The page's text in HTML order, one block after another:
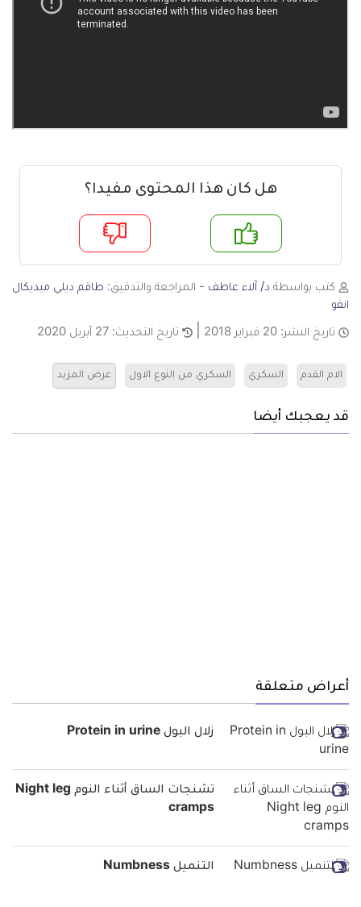
هل كان هذا المحتوى مفيدا؟
لا
كتب بواسطة د/ آلاء عاطف - المراجعة والتدقيق: طاقم ديلي ميديكال
انفو
تاريخ النشر: 20 فبراير 2018 تاريخ التحديث: 27 أبريل 2020
الام القدم السكري السكري من النوع الاول عرض المزيد
قد يعجبك أيضا
أعراض متعلقة
زلال البول Protein in urine
تشنجات الساق أثناء النوم Night leg
cramps
التنميل Numbness